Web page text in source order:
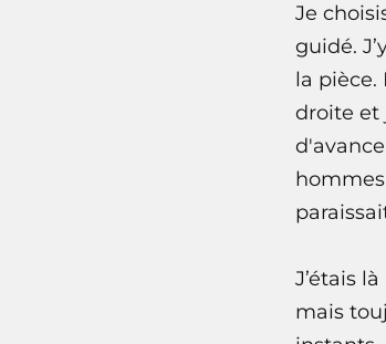
Je
guidé.
la pièce.
droite et
J’étais
mais